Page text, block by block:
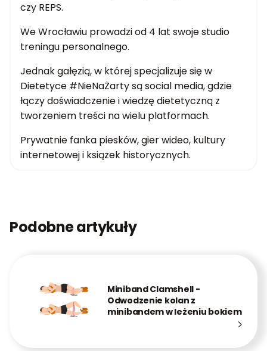
czy REPS.
We Wrocławiu prowadzi od 4 lat swoje studio
treningu personalnego.
Jednak gałęzią, w której specjalizuje się w
Dietetyce #NieNaŻarty są social media, gdzie
łączy doświadczenie i wiedzę dietetyczną z
tworzeniem treści na wielu platformach.
Prywatnie fanka piesków, gier wideo, kultury
internetowej i książek historycznych.
Podobne artykuły
Miniband Clamshell -
Odwodzenie kolan z
minibandem w leżeniu bokiem